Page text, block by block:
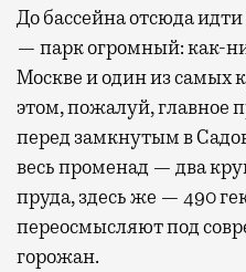
До бассейна отсюда
— парк огромный: как-
Москве и один из самых
этом, пожалуй, главное
перед замкнутым в
весь променад — два
пруда, здесь же — 490
переосмысляют под
горожан.